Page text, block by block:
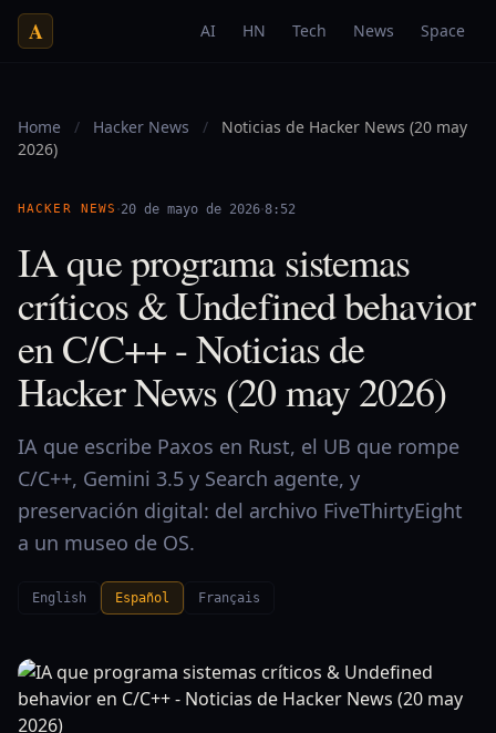
A AI HN Tech News Space
Home / Hacker News /
Noticias de Hacker News (20 may
2026)
HACKER NEWS ·20 de mayo de 2026·8:52
IA que programa sistemas
críticos & Undefined behavior
en C/C++ - Noticias de
Hacker News (20 may 2026)
IA que escribe Paxos en Rust, el UB que rompe
C/C++, Gemini 3.5 y Search agente, y
preservación digital: del archivo FiveThirtyEight
a un museo de OS.
English Español Français